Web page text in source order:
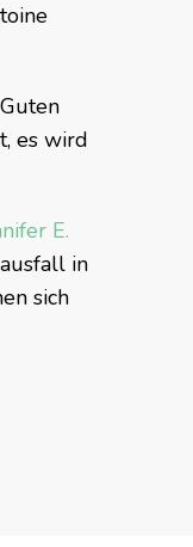
Guten
es wird
E.
in
sich